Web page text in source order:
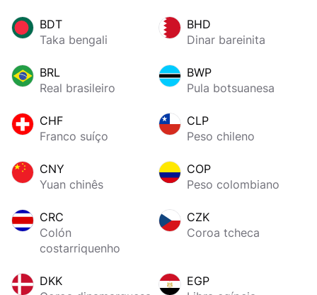
BDT
Taka bengali
BHD
Dinar bareinita
BRL
Real brasileiro
BWP
Pula botsuanesa
CHF
Franco suíço
CLP
Peso chileno
CNY
Yuan chinês
COP
Peso colombiano
CRC
Colón
costarriquenho
CZK
Coroa tcheca
DKK
EGP